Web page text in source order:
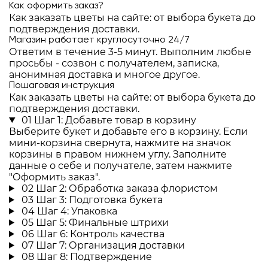
Как оформить заказ?
Как заказать цветы на сайте: от выбора букета до
подтверждения доставки.
Магазин работает круглосуточно 24/7
Ответим в течение 3-5 минут. Выполним любые
просьбы - созвон с получателем, записка,
анонимная доставка и многое другое.
Пошаговая инструкция
Как заказать цветы на сайте: от выбора букета до
подтверждения доставки.
01 Шаг 1: Добавьте товар в корзину
Выберите букет и добавьте его в корзину. Если
мини-корзина свернута, нажмите на значок
корзины в правом нижнем углу. Заполните
данные о себе и получателе, затем нажмите
"Оформить заказ".
02 Шаг 2: Обработка заказа флористом
03 Шаг 3: Подготовка букета
04 Шаг 4: Упаковка
05 Шаг 5: Финальные штрихи
06 Шаг 6: Контроль качества
07 Шаг 7: Организация доставки
08 Шаг 8: Подтверждение